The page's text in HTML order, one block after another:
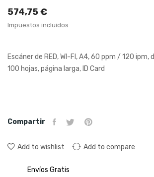
574,75 €
Impuestos incluidos
Escáner de RED, WI-FI, A4, 60 ppm / 120 ipm,
100 hojas, página larga, ID Card
Compartir
Add to wishlist Add to compare
Envíos Gratis